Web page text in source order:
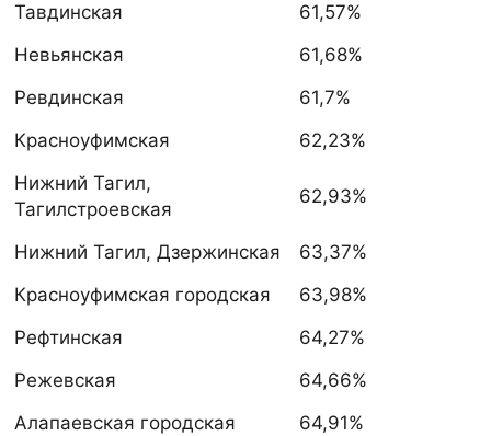
Тавдинская
61,57%
Невьянская
61,68%
Ревдинская
61,7%
Красноуфимская
62,23%
Нижний Тагил,
Тагилстроевская
62,93%
Нижний Тагил, Дзержинская
63,37%
Красноуфимская городская
63,98%
Рефтинская
64,27%
Режевская
64,66%
Алапаевская городская
64,91%